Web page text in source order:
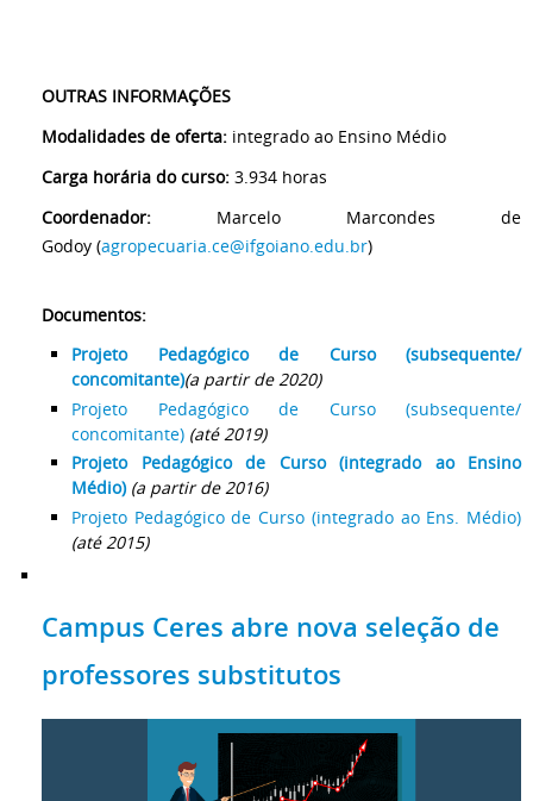
OUTRAS INFORMAÇÕES
Modalidades de oferta: integrado ao Ensino Médio
Carga horária do curso: 3.934 horas
Coordenador: Marcelo Marcondes de
Godoy (agropecuaria.ce@ifgoiano.edu.br)
Documentos:
Projeto Pedagógico de Curso (subsequente/
concomitante)(a partir de 2020)
Projeto Pedagógico de Curso (subsequente/
concomitante) (até 2019)
Projeto Pedagógico de Curso (integrado ao Ensino
Médio) (a partir de 2016)
Projeto Pedagógico de Curso (integrado ao Ens. Médio)
(até 2015)
Campus Ceres abre nova seleção de
professores substitutos